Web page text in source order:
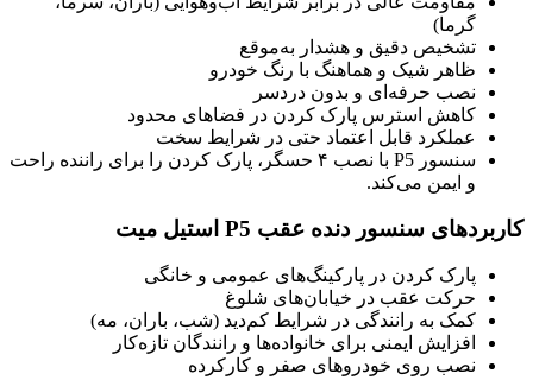
گرما)
تشخیص دقیق و هشدار به‌موقع
ظاهر شیک و هماهنگ با رنگ خودرو
نصب حرفه‌ای و بدون دردسر
کاهش استرس پارک کردن در فضاهای محدود
عملکرد قابل اعتماد حتی در شرایط سخت
سنسور P5 با نصب ۴ حسگر، پارک کردن را برای راننده راحت
و ایمن می‌کند.
کاربردهای سنسور دنده عقب P5 استیل میت
پارک کردن در پارکینگ‌های عمومی و خانگی
حرکت عقب در خیابان‌های شلوغ
کمک به رانندگی در شرایط کم‌دید (شب، باران، مه)
افزایش ایمنی برای خانواده‌ها و رانندگان تازه‌کار
نصب روی خودروهای صفر و کارکرده